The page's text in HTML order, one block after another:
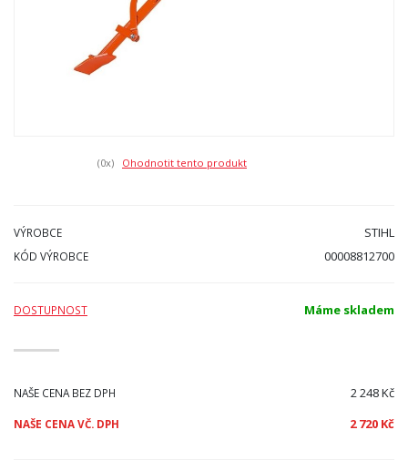
(0x) Ohodnotit tento produkt
VÝROBCE STIHL
KÓD VÝROBCE 00008812700
DOSTUPNOST Máme skladem
NAŠE CENA BEZ DPH 2 248 Kč
NAŠE CENA VČ. DPH 2 720 Kč